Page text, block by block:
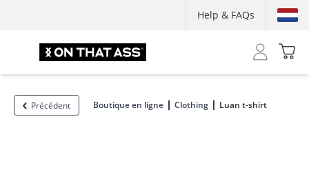
Help & FAQs
Précédent Boutique en ligne Clothing Luan t-shirt